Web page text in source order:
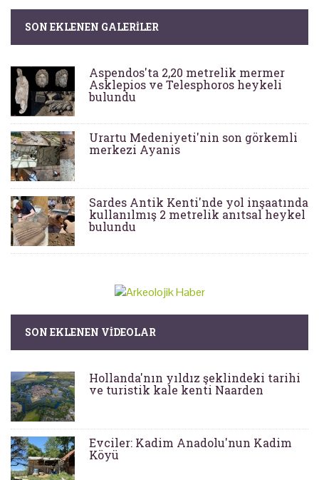
SON EKLENEN GALERILER
Aspendos'ta 2,20 metrelik mermer
Asklepios ve Telesphoros heykeli
bulundu
Urartu Medeniyeti'nin son görkemli
merkezi Ayanis
Sardes Antik Kenti'nde yol inşaatında
kullanılmış 2 metrelik anıtsal heykel
bulundu
SON EKLENEN VIDEOLAR
Hollanda'nın yıldız şeklindeki tarihi
ve turistik kale kenti Naarden
Evciler: Kadim Anadolu'nun Kadim
Köyü